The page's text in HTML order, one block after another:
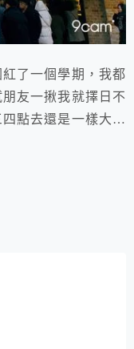
了一個學期，我都
友一揪我就擇日不
點去還是一樣大排